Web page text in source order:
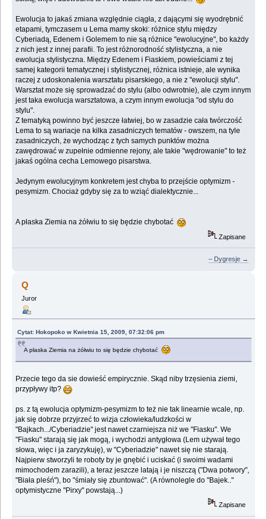
Ewolucja to jakaś zmiana względnie ciągła, z dającymi się wyodrębnić
etapami, tymczasem u Lema mamy skoki: różnice stylu między
Cyberiadą, Edenem i Golemem to nie są różnice "ewolucyjne", bo każdy
z nich jest z innej parafii. To jest różnorodność stylistyczna, a nie
ewolucja stylistyczna. Między Edenem i Fiaskiem, powieściami z tej
samej kategorii tematycznej i stylistycznej, różnica istnieje, ale wynika
raczej z udoskonalenia warsztatu pisarskiego, a nie z "ewolucji stylu".
Warsztat może się sprowadzać do stylu (albo odwrotnie), ale czym innym
jest taka ewolucja warsztatowa, a czym innym ewolucja "od stylu do
stylu".
Z tematyką powinno być jeszcze łatwiej, bo w zasadzie cała twórczość
Lema to są wariacje na kilka zasadniczych tematów - owszem, na tyle
zasadniczych, że wychodząc z tych samych punktów można
zawędrować w zupełnie odmienne rejony, ale takie "wędrowanie" to też
jakaś ogólna cecha Lemowego pisarstwa.
Jedynym ewolucyjnym konkretem jest chyba to przejście optymizm -
pesymizm. Chociaż gdyby się za to wziąć dialektycznie...
A płaska Ziemia na żółwiu to się będzie chybotać
Zapisane
– Dygresje →
Q
Juror
Cytat: Hokopoko w Kwietnia 15, 2009, 07:32:06 pm
A płaska Ziemia na żółwiu to się będzie chybotać
Przecie tego da sie dowieść empirycznie. Skąd niby trzęsienia ziemi,
przypływy itp?
ps. z tą ewolucja optymizm-pesymizm to też nie tak linearnie wcale, np.
jak się dobrze przyjrzeć to wizja człowieka/ludzkości w
"Bajkach.../Cyberiadzie" jest nawet czarniejsza niż we "Fiasku". We
"Fiasku" starają się jak mogą, i wychodzi antygłowa (Lem używał tego
słowa, więc i ja zaryzykuję), w "Cyberiadzie" nawet się nie starają.
Najpierw stworzyli te roboty by je gnębić i uciskać (i swoimi wadami
mimochodem zarazili), a teraz jeszcze latają i je niszczą ("Dwa potwory",
"Biała pleśń"), bo "śmiały się zbuntować". (A równolegle do "Bajek.."
optymistyczne "Pirxy" powstają...)
Zapisane